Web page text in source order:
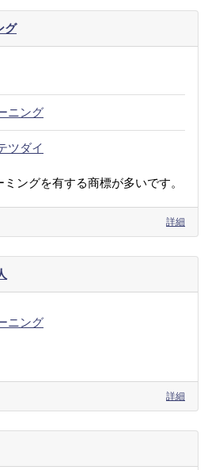
グ
ニング
ツダイ
ングを有する商標が多いです。
詳細
ニング
詳細